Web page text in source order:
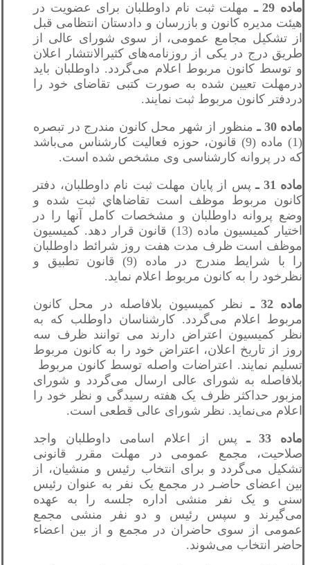
ماده 29 ـ
مهلت ثبت نام داوطلبان برای عضویت در
هیئت مدیره کانون و بازرسان و دادستان انتظامی قبل
از تشکیل مجامع عمومی، از سوی شورای عالی از
طریق درج در یکی از روزنامه‌های کثیرالانتشار اعلان
و توسط کانون مربوط اعلام می‌گردد. داوطلبان باید
درمهلت تعیین شده به صورت کتبی تقاضای خود را
دردفتر کانون مربوط ثبت نمایند.
ماده 30 ـ
منظور از شهر محل کانون مندرج در تبصره
(1) ماده (9) قانون، حوزه فعالیت کارشناس می‌باشد
که در پروانه کارشناسی وی مشخص شده است.
ماده 31 ـ
پس از پایان مهلت ثبت نام داوطلبان، دفتر
کانون مربوط موظف است تقاضاهاي ثبت شده و
وضع پروانه داوطلبان و مشخصات کامل آنها را در
اختیار کمیسیون ماده (13) قانون قرار دهد. کمیسیون
موظف است ظرف مدت هفت روز شرائط داوطلبان
را با شرایط مندرج در ماده (9) قانون تطبیق و
نظرخود را به کانون مربوط اعلام نماید.
ماده 32 ـ
نظر کمیسیون بلافاصله در محل کانون
مربوط اعلام می‌گردد. کارشناسان داوطلب که به
نظر کمیسیون اعتراض دارند می توانند ظرف سه
روز از تاریخ اعلان، اعتراض خود را به کانون مربوط
تسلیم نمایند. اعتراضات واصله توسط کانون مربوط
بلافاصله به شورای عالی ارسال می‌گردد و شورای
مزبور حداکثر ظرف یک هفته رسیدگی و نظر خود را
اعلام می‌نمايد. نظر شورای عالی قطعی است.
ماده 33 ـ
پس از اعلام اسامی داوطلبان واجد
صلاحیت، مجمع عمومی در مهلت مقرر قانونی
تشکیل می‌گردد و برای انتخاب رئیس و منشیان، از
بین اعضای حاضـر در مجمع یک نفر به عنوان رئیس
سنی و یک نفر منشی اداره جلسه را به عهده
می‌گیرند و سپس رئیس و دو نفر منشی مجمع
عمومی از سوی حاضران در مجمع و از بین اعضاء
حاضر انتخاب می‌شوند.